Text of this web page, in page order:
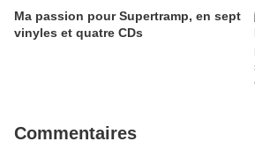
Ma passion pour Supertramp, en sept
vinyles et quatre CDs
Commentaires